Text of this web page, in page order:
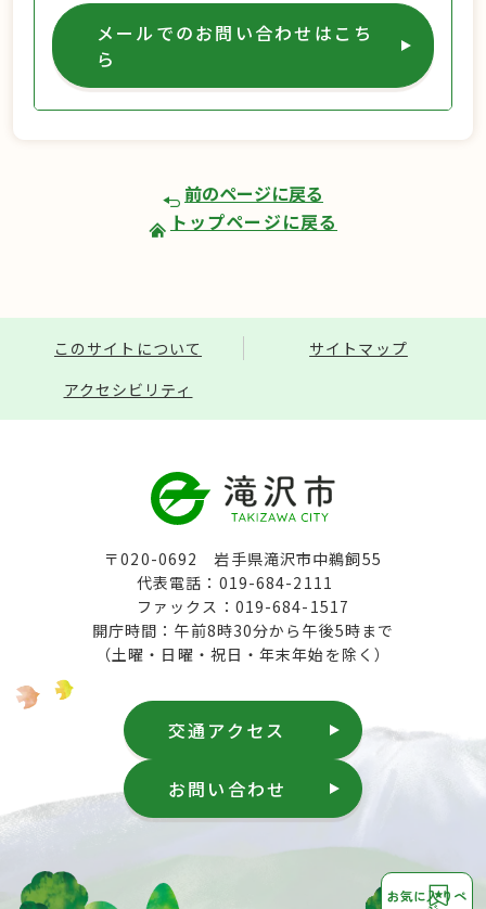
お気に入りペ
メールでのお問い合わせはこち
ら
前のページに戻る
トップページに戻る
このサイトについて
サイトマップ
アクセシビリティ
〒020-0692 岩手県滝沢市中鵜飼55
代表電話：019-684-2111
ファックス：019-684-1517
開庁時間：午前8時30分から午後5時まで
（土曜・日曜・祝日・年末年始を除く）
交通アクセス
お問い合わせ